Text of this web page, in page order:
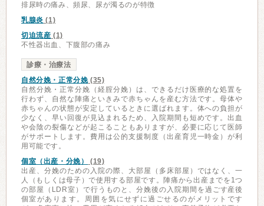
排尿時の痛み、頻尿、尿が濁るのが特徴
乳腺炎 (1)
切迫流産 (1)
不性器出血、下腹部の痛み
診療・治療法
自然分娩・正常分娩(35)
自然分娩・正常分娩（経腟分娩）は、できるだけ医療的な処置を
行わず、自然な陣痛といきみで赤ちゃんを産む方法です。母体や
赤ちゃんの状態が安定しているときに選ばれます。体への負担が
少なく、早い回復が見込まれるため、入院期間も短めです。出血
や会陰の裂傷などが起こることもありますが、必要に応じて医師
がサポートします。費用は公的支援制度（出産育児一時金）が利
用可能です。
個室（出産・分娩）
(19)
出産、分娩のための入院の際、大部屋（多床部屋）ではなく、一
人（もしくは母子）で使用する部屋です。陣痛から出産までを1つ
の部屋（LDR室）で行うものと、分娩後の入院期間を過ごす産後
個室があります。周囲を気にせずに過ごせるのがメリットです